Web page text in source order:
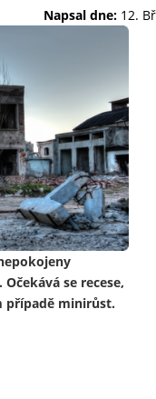
Napsal dne: 12.
se recese,
případě minirůst.